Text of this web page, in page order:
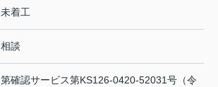
未着工
相談
第確認サービス第KS126-0420-52031号（令